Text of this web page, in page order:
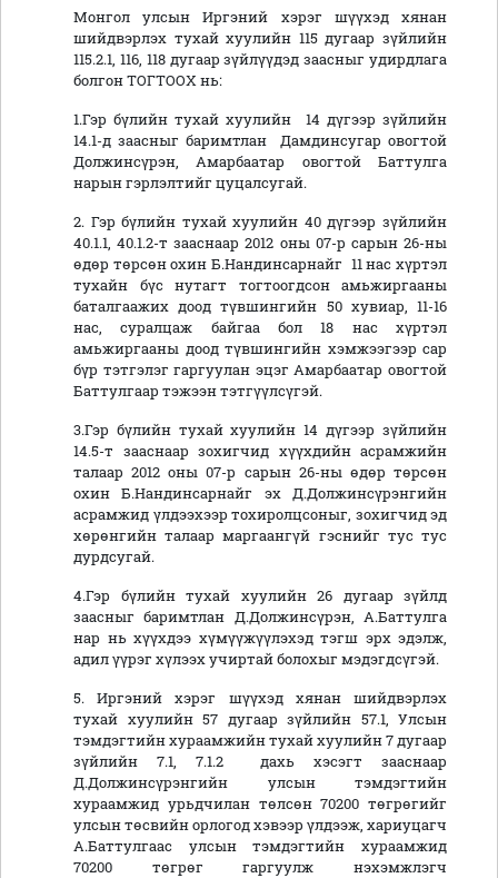
Монгол улсын Иргэний хэрэг шүүхэд хянан
шийдвэрлэх тухай хуулийн 115 дугаар зүйлийн
115.2.1, 116, 118 дугаар зүйлүүдэд заасныг удирдлага
болгон ТОГТООХ нь:
1.Гэр бүлийн тухай хуулийн 14 дүгээр зүйлийн
14.1-д заасныг баримтлан Дамдинсугар овогтой
Должинсүрэн, Амарбаатар овогтой Баттулга
нарын гэрлэлтийг цуцалсугай.
2. Гэр бүлийн тухай хуулийн 40 дүгээр зүйлийн
40.1.1, 40.1.2-т зааснаар 2012 оны 07-р сарын 26-ны
өдөр төрсөн охин Б.Нандинсарнайг 11 нас хүртэл
тухайн бүс нутагт тогтоогдсон амьжиргааны
баталгаажих доод түвшингийн 50 хувиар, 11-16
нас, суралцаж байгаа бол 18 нас хүртэл
амьжиргааны доод түвшингийн хэмжээгээр сар
бүр тэтгэлэг гаргуулан эцэг Амарбаатар овогтой
Баттулгаар тэжээн тэтгүүлсүгэй.
3.Гэр бүлийн тухай хуулийн 14 дүгээр зүйлийн
14.5-т зааснаар зохигчид хүүхдийн асрамжийн
талаар 2012 оны 07-р сарын 26-ны өдөр төрсөн
охин Б.Нандинсарнайг эх Д.Должинсүрэнгийн
асрамжид үлдээхээр тохиролцсоныг, зохигчид эд
хөрөнгийн талаар маргаангүй гэснийг тус тус
дурдсугай.
4.Гэр бүлийн тухай хуулийн 26 дугаар зүйлд
заасныг баримтлан Д.Должинсүрэн, А.Баттулга
нар нь хүүхдээ хүмүүжүүлэхэд тэгш эрх эдэлж,
адил үүрэг хүлээх учиртай болохыг мэдэгдсүгэй.
5. Иргэний хэрэг шүүхэд хянан шийдвэрлэх
тухай хуулийн 57 дугаар зүйлийн 57.1, Улсын
тэмдэгтийн хураамжийн тухай хуулийн 7 дугаар
зүйлийн 7.1, 7.1.2 дахь хэсэгт зааснаар
Д.Должинсүрэнгийн улсын тэмдэгтийн
хураамжид урьдчилан төлсөн 70200 төгрөгийг
улсын төсвийн орлогод хэвээр үлдээж, хариуцагч
А.Баттулгаас улсын тэмдэгтийн хураамжид
70200 төгрөг гаргуулж нэхэмжлэгч